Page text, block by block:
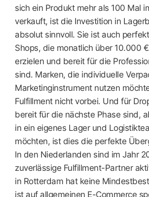
sich ein Produkt mehr als 100 Mal
verkauft, ist die Investition in
absolut sinnvoll. Sie ist auch
Shops, die monatlich über 10.000
erzielen und bereit für die
sind. Marken, die individuelle
Marketinginstrument nutzen
Fulfillment nicht vorbei. Und für
bereit für die nächste Phase sind,
in ein eigenes Lager und
möchten, ist dies die perfekte
In den Niederlanden sind im Jahr
zuverlässige Fulfillment-Partner
in Rotterdam hat keine
ist auf allgemeinen E-Commerce